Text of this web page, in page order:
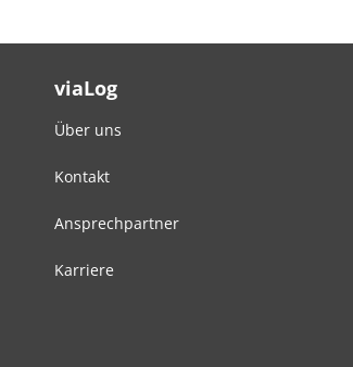
viaLog
Über uns
Kontakt
Ansprechpartner
Karriere